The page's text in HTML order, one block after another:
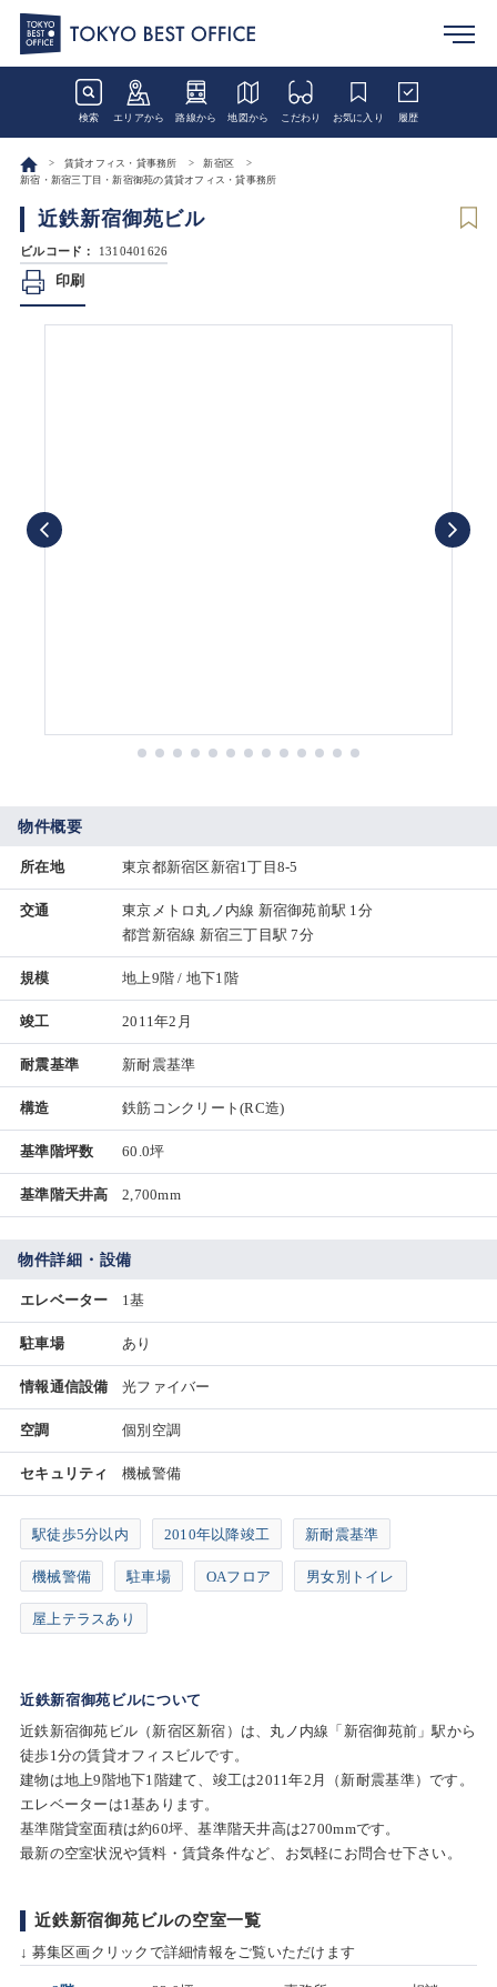
検索 エリアから 路線から 地図から こだわり お気に入り 履歴
賃貸オフィス・貸事務所
新宿区
新宿・新宿三丁目・新宿御苑の賃貸オフィス・貸事務所
近鉄新宿御苑ビル
ビルコード： 1310401626
印刷
物件概要
所在地 東京都新宿区新宿1丁目8-5
交通
東京メトロ丸ノ内線 新宿御苑前駅 1分
都営新宿線 新宿三丁目駅 7分
規模 地上9階 / 地下1階
竣工 2011年2月
耐震基準 新耐震基準
構造 鉄筋コンクリート(RC造)
基準階坪数 60.0坪
基準階天井高 2,700mm
物件詳細・設備
エレベーター 1基
駐車場 あり
情報通信設備 光ファイバー
空調 個別空調
セキュリティ 機械警備
駅徒歩5分以内 2010年以降竣工 新耐震基準
機械警備 駐車場 OAフロア 男女別トイレ
屋上テラスあり
近鉄新宿御苑ビルについて
近鉄新宿御苑ビル（新宿区新宿）は、丸ノ内線「新宿御苑前」駅から
徒歩1分の賃貸オフィスビルです。
建物は地上9階地下1階建て、竣工は2011年2月（新耐震基準）です。
エレベーターは1基あります。
基準階貸室面積は約60坪、基準階天井高は2700mmです。
最新の空室状況や賃料・賃貸条件など、お気軽にお問合せ下さい。
近鉄新宿御苑ビルの空室一覧
↓ 募集区画クリックで詳細情報をご覧いただけます